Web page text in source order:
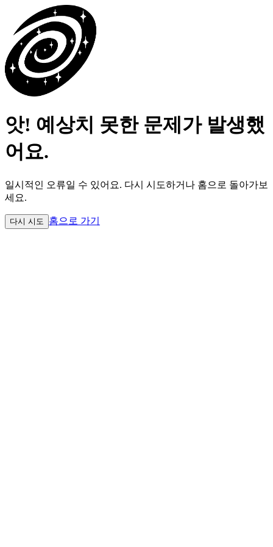
앗! 예상치 못한 문제가 발생했
어요.
일시적인 오류일 수 있어요. 다시 시도하거나 홈으로 돌아가보
세요.
다시 시도 홈으로 가기